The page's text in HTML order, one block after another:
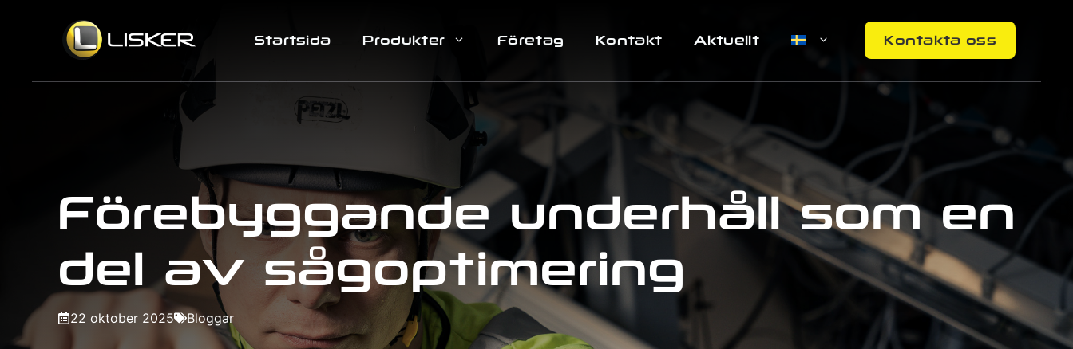
Startsida Produkter Företag Kontakt Aktuellt Kontakta oss
Förebyggande underhåll som en
del av sågoptimering
22 oktober 2025 Bloggar